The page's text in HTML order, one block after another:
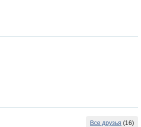
Все друзья (16)